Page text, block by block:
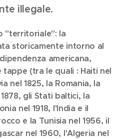
illegale.
"territoriale": la
storicamente intorno al
americana,
(tra le quali : Haiti nel
nel 1825, la Romania, la
gli Stati baltici, la
nel 1918, l'India e il
e la Tunisia nel 1956, il
nel 1960, l'Algeria nel